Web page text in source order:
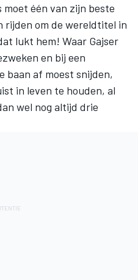
één van zijn beste
rijden om de wereldtitel in
lukt hem! Waar Gajser
en bij een
baan af moest snijden,
in leven te houden, al
wel nog altijd drie